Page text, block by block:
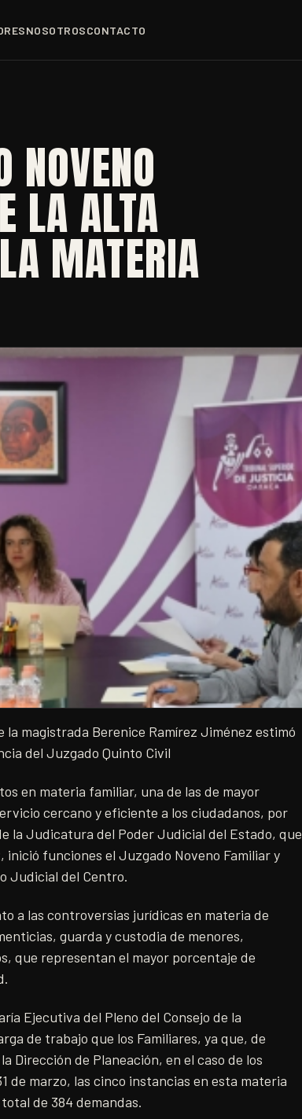
NOSOTROSCONTACTO
LA ALTA
MATERIA
magistrada Berenice Ramírez Jiménez estimó
del Juzgado Quinto Civil
en materia familiar, una de las de mayor
cercano y eficiente a los ciudadanos, por
la Judicatura del Poder Judicial del Estado, que
funciones el Juzgado Noveno Familiar y
Judicial del Centro.
a las controversias jurídicas en materia de
guarda y custodia de menores,
que representan el mayor porcentaje de
Ejecutiva del Pleno del Consejo de la
de trabajo que los Familiares, ya que, de
Dirección de Planeación, en el caso de los
de marzo, las cinco instancias en esta materia
de 384 demandas.